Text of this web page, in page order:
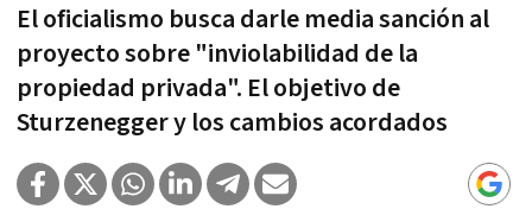
El oficialismo busca darle media sanción al
proyecto sobre "inviolabilidad de la
propiedad privada". El objetivo de
Sturzenegger y los cambios acordados